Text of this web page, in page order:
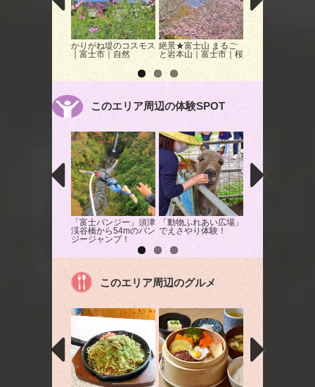
かりがね堤のコスモス
｜富士市｜自然
絶景★富士山 まるご
と岩本山｜富士市｜桜
大石寺の桜
このエリア周辺の体験SPOT
「富士バンジー」須津
渓谷橋から54mのバン
ジージャンプ！
「動物ふれあい広場」
でえさやり体験！
このエリア周辺のグルメ